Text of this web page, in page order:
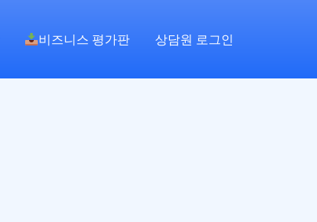
비즈니스 평가판 상담원 로그인